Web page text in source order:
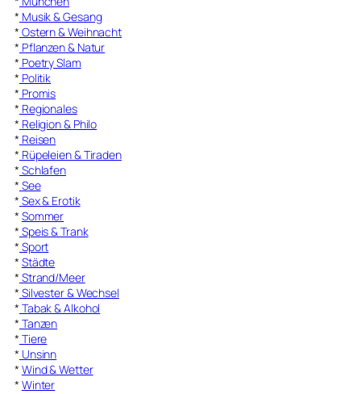
* Musik & Gesang
* Ostern & Weihnacht
* Pflanzen & Natur
* Poetry Slam
* Politik
* Promis
* Regionales
* Religion & Philo
* Reisen
* Rüpeleien & Tiraden
* Schlafen
* See
* Sex & Erotik
* Sommer
* Speis & Trank
* Sport
* Städte
* Strand/Meer
* Silvester & Wechsel
* Tabak & Alkohol
* Tanzen
* Tiere
* Unsinn
* Wind & Wetter
* Winter